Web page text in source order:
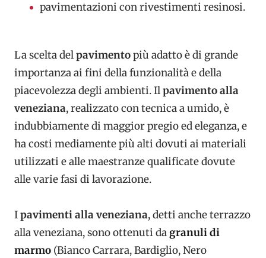
pavimentazioni con rivestimenti resinosi.
La scelta delpavimentopiù adatto è di grande
importanza ai fini della funzionalità e della
piacevolezza degli ambienti. Ilpavimento alla
veneziana, realizzato con tecnica a umido, è
indubbiamente di maggior pregio ed eleganza, e
ha costi mediamente più alti dovuti ai materiali
utilizzati e alle maestranze qualificate dovute
alle varie fasi di lavorazione.
Ipavimenti alla veneziana, detti anche terrazzo
alla veneziana, sono ottenuti dagranuli di
marmo (Bianco Carrara, Bardiglio, Nero